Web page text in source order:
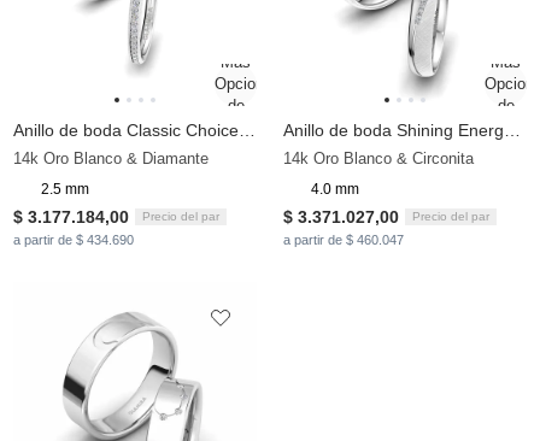
14k Oro Blanco & Diamante
2.5 mm
$ 3.177.184,00 Precio del par
a partir de $ 434.690
14k Oro Blanco & Circonita
4.0 mm
$ 3.371.027,00 Precio del par
a partir de $ 460.047